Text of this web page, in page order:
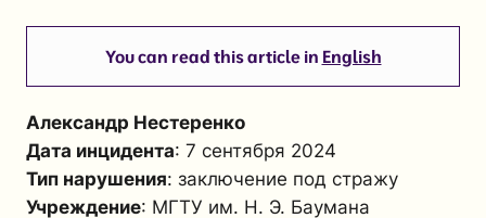
You can read this article in English
Александр Нестеренко
Дата инцидента: 7 сентября 2024
Тип нарушения: заключение под стражу
Учреждение: МГТУ им. Н. Э. Баумана